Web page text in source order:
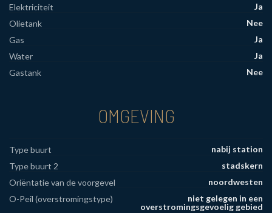
Elektriciteit
Ja
Olietank
Nee
Gas
Ja
Water
Ja
Gastank
Nee
OMGEVING
Type buurt
nabij station
Type buurt 2
stadskern
Oriëntatie van de voorgevel
noordwesten
O-Peil (overstromingstype)
niet gelegen in een
overstromingsgevoelig gebied